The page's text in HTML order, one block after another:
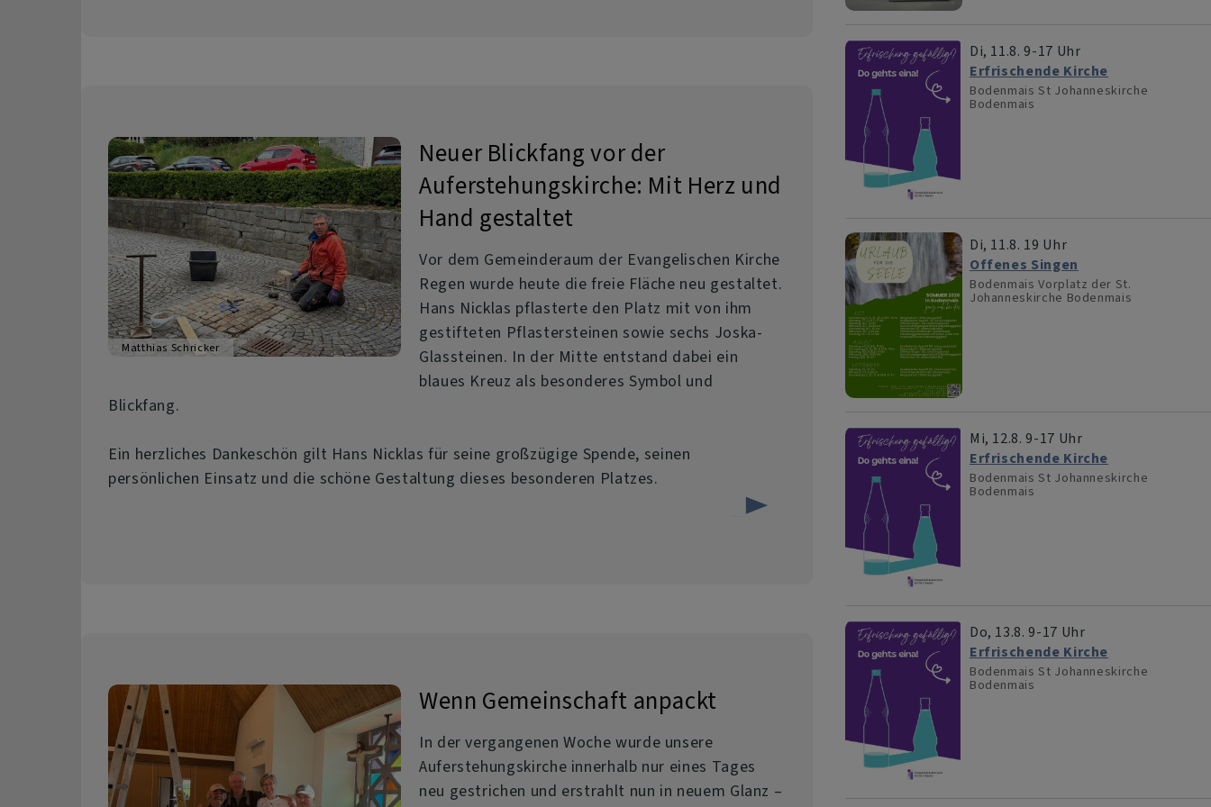
Matthias Schricker
Neuer Blickfang vor der
Auferstehungskirche: Mit Herz und
Hand gestaltet
Vor dem Gemeinderaum der Evangelischen Kirche
Regen wurde heute die freie Fläche neu gestaltet.
Hans Nicklas pflasterte den Platz mit von ihm
gestifteten Pflastersteinen sowie sechs Joska-
Glassteinen. In der Mitte entstand dabei ein
blaues Kreuz als besonderes Symbol und
Blickfang.
Ein herzliches Dankeschön gilt Hans Nicklas für seine großzügige Spende, seinen
persönlichen Einsatz und die schöne Gestaltung dieses besonderen Platzes.
Wenn Gemeinschaft anpackt
In der vergangenen Woche wurde unsere
Auferstehungskirche innerhalb nur eines Tages
neu gestrichen und erstrahlt nun in neuem Glanz –
Di, 11.8. 9-17 Uhr
Erfrischende Kirche
Bodenmais St Johanneskirche
Bodenmais
Di, 11.8. 19 Uhr
Offenes Singen
Bodenmais Vorplatz der St.
Johanneskirche Bodenmais
Mi, 12.8. 9-17 Uhr
Erfrischende Kirche
Bodenmais St Johanneskirche
Bodenmais
Do, 13.8. 9-17 Uhr
Erfrischende Kirche
Bodenmais St Johanneskirche
Bodenmais